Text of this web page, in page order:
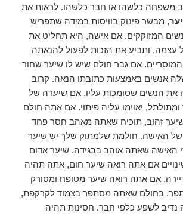
משפחה כלשהו או חבר כלשהו. לראות את
, מבשר פינוק בוויסות במידה שתפריש
המזוקקים. אם אישה, היא תחליט את
עצמה, ותביע את הזכות לפעול להנאתה
אם גבר חולם שיש לו שיער שחור
אנשים באמצעות כתובתו הנאה. קרוב
את הנשים שסומכות עליו. אם שיערה של
יאוימו עליה פיתוי. אם אתה חולם
זהוב, תוכיח שאתה מאהב חסר פחד
של האישה. חולמת שלמתוק שלך יש שיער
האישה שאתה אוהב בבגידה. שיער אדום
אם אתה רואה שיער חום, אתה תהיה
אם אתה רואה שיער מטופח ומסורק
בחולם שאתה מסתפר בצמוד לקרקפת,
נדיב לשפע כלפי חבר. חסינות תהיה